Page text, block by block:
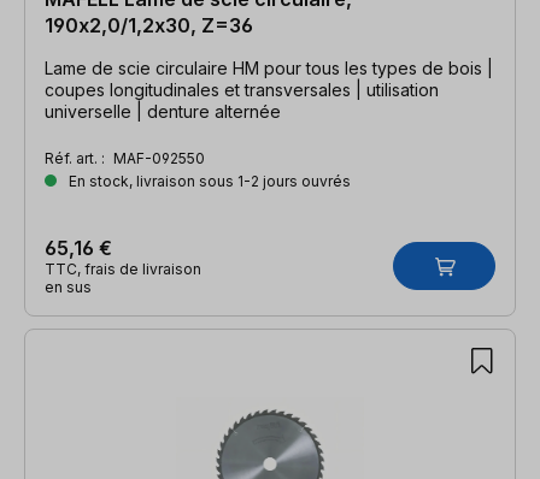
190x2,0/1,2x30, Z=36
Lame de scie circulaire HM pour tous les types de bois |
coupes longitudinales et transversales | utilisation
universelle | denture alternée
Réf. art. : MAF-092550
En stock, livraison sous 1-2 jours ouvrés
65,16 €
TTC, frais de livraison
en sus